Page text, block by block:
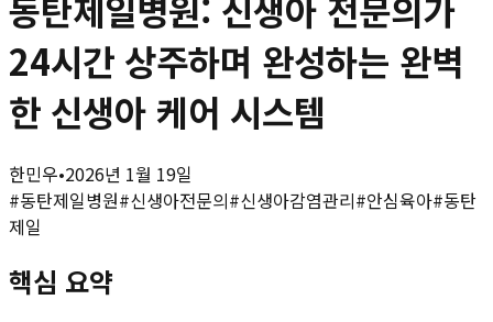
동탄제일병원: 신생아 전문의가
24시간 상주하며 완성하는 완벽
한 신생아 케어 시스템
한민우•2026년 1월 19일
#동탄제일병원#신생아전문의#신생아감염관리#안심육아#동탄
제일
핵심 요약